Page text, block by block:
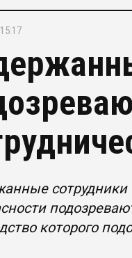
которого